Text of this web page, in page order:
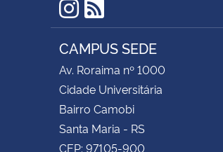
Instagram
RSS
CAMPUS SEDE
Av. Roraima nº 1000
Cidade Universitária
Bairro Camobi
Santa Maria - RS
CEP: 97105-900